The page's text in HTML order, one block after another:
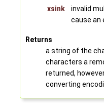
xsink
invalid
cause an
Returns
a string of the
characters a
returned,
converting